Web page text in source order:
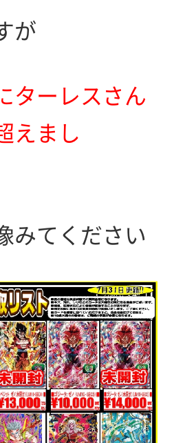
が
ターレスさん
えまし
みてください